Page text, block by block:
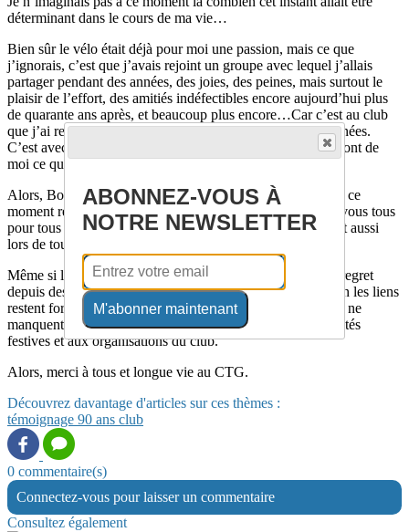
déterminant dans le cours de ma vie…
Bien sûr le vélo était déjà pour moi une passion, mais ce que
j’ignorais, c’est que j’avais rejoint un groupe avec lequel j’allais
partager pendant des années, des joies, des peines, mais surtout le
plaisir de l’effort, des amitiés indéfectibles encore aujourd’hui plus
de quarante ans après, et beaucoup plus encore…Car c’est au club
que j’ai rencontré Martine, ma femme depuis toutes ces années.
C’est avec les CTG que j’ai cultivé toutes ces valeurs qui font de
moi ce que je suis aujourd’hui.
Alors, Bob, merci d’avoir été là en ce jour glacé de février, ce
moment restera à jamais gravé dans ma mémoire. Merci à vous tous
pour tous ces moments de pur bonheur passés sur le vélo et aussi
lors de tous les évènements organisés par le club.
Même si les hasards de la vie m’ont éloigné, à mon grand regret
depuis des années, je constate avec joie et émotion combien les liens
restent forts avec ce groupe d’amis, qui encore aujourd’hui ne
manquent jamais de me contacter pour participer aux activités
festives et aux organisations du club.
Alors, merci à tous et longue vie au CTG.
Découvrez davantage d'articles sur ces thèmes :
témoignage 90 ans club
0 commentaire(s)
Connectez-vous pour laisser un commentaire
Consultez également
ABONNEZ-VOUS À
NOTRE NEWSLETTER
M'abonner maintenant